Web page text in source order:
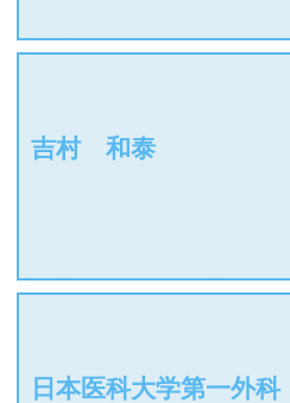
吉村 和泰
日本医科大学第一外科